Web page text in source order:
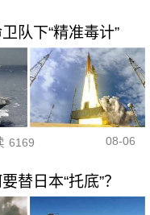
队下“精准毒计”
6169 08-06
替日本“托底”？